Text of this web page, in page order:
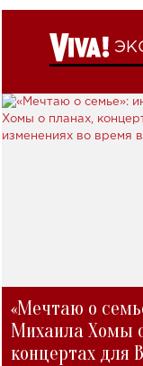
«Мечтаю о
Михаила Хомы
концертах для